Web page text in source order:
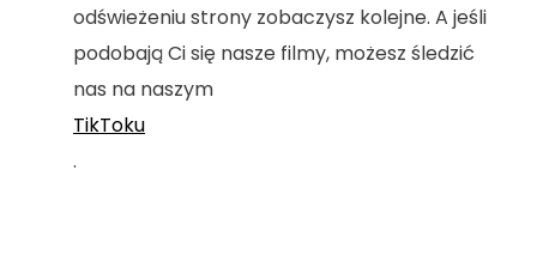
odświeżeniu strony zobaczysz kolejne. A jeśli
podobają Ci się nasze filmy, możesz śledzić
nas na naszym
TikToku
.